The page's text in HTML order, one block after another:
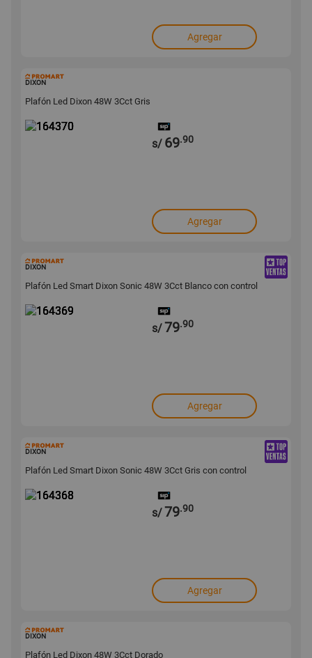
Agregar
DIXON
Plafón Led Dixon 48W 3Cct Gris
s/ 69.90
Agregar
DIXON
Plafón Led Smart Dixon Sonic 48W 3Cct Blanco con control
s/79.90
Agregar
DIXON
Plafón Led Smart Dixon Sonic 48W 3Cct Gris con control
s/79.90
Agregar
DIXON
Plafón Led Dixon 48W 3Cct Dorado